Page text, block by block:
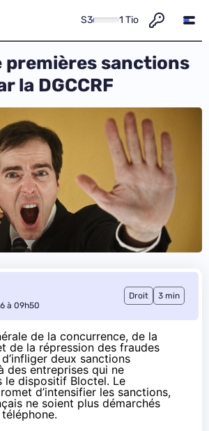
S3 1 Tio
premières sanctions
la DGCCRF
à 09h50
Droit 3 min
de la concurrence, de la
de la répression des fraudes
deux sanctions
des entreprises qui ne
le dispositif Bloctel. Le
d’intensifier les sanctions,
ne soient plus démarchés